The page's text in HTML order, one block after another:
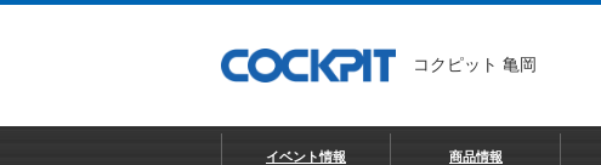
コクピット 亀岡
イベント情報 商品情報